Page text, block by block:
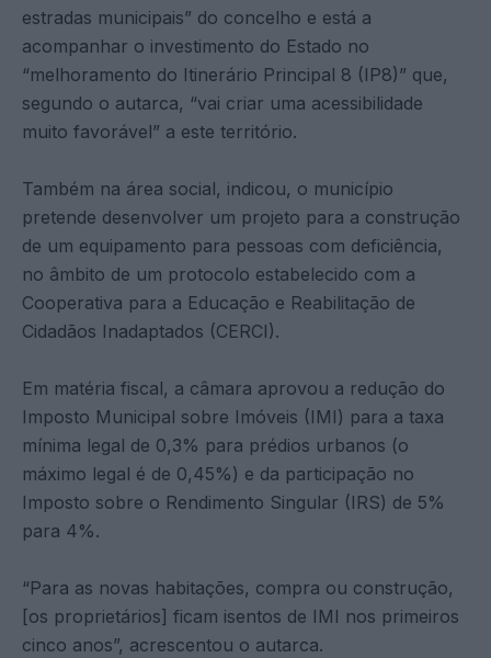
estradas municipais” do concelho e está a
acompanhar o investimento do Estado no
“melhoramento do Itinerário Principal 8 (IP8)” que,
segundo o autarca, “vai criar uma acessibilidade
muito favorável” a este território.
Também na área social, indicou, o município
pretende desenvolver um projeto para a construção
de um equipamento para pessoas com deficiência,
no âmbito de um protocolo estabelecido com a
Cooperativa para a Educação e Reabilitação de
Cidadãos Inadaptados (CERCI).
Em matéria fiscal, a câmara aprovou a redução do
Imposto Municipal sobre Imóveis (IMI) para a taxa
mínima legal de 0,3% para prédios urbanos (o
máximo legal é de 0,45%) e da participação no
Imposto sobre o Rendimento Singular (IRS) de 5%
para 4%.
“Para as novas habitações, compra ou construção,
[os proprietários] ficam isentos de IMI nos primeiros
cinco anos”, acrescentou o autarca.